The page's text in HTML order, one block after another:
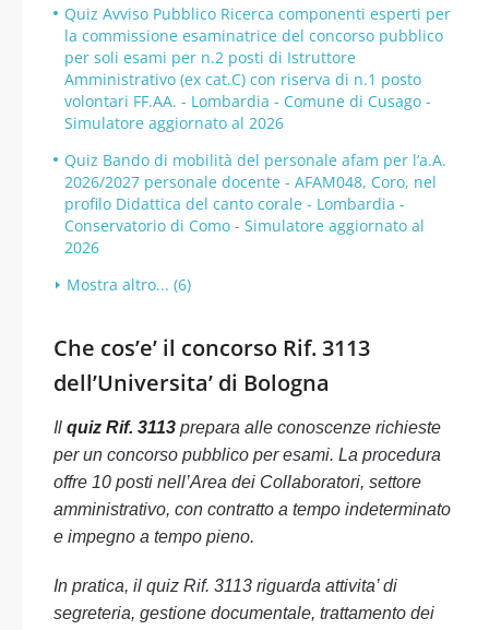
Quiz Avviso Pubblico Ricerca componenti esperti per
la commissione esaminatrice del concorso pubblico
per soli esami per n.2 posti di Istruttore
Amministrativo (ex cat.C) con riserva di n.1 posto
volontari FF.AA. - Lombardia - Comune di Cusago -
Simulatore aggiornato al 2026
Quiz Bando di mobilità del personale afam per l’a.A.
2026/2027 personale docente - AFAM048, Coro, nel
profilo Didattica del canto corale - Lombardia -
Conservatorio di Como - Simulatore aggiornato al
2026
Mostra altro... (6)
Che cos’e’ il concorso Rif. 3113
dell’Universita’ di Bologna
Il quiz Rif. 3113 prepara alle conoscenze richieste
per un concorso pubblico per esami. La procedura
offre 10 posti nell’Area dei Collaboratori, settore
amministrativo, con contratto a tempo indeterminato
e impegno a tempo pieno.
In pratica, il quiz Rif. 3113 riguarda attivita’ di
segreteria, gestione documentale, trattamento dei